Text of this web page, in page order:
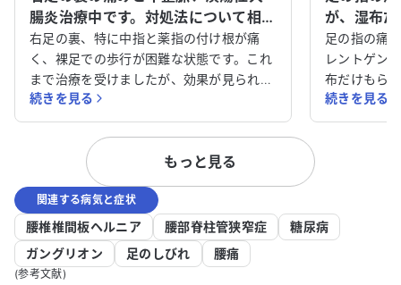
腸炎治療中です。対処法について相談
させてください。
右足の裏、特に中指と薬指の付け根が痛
く、裸足での歩行が困難な状態です。これ
まで治療を受けましたが、効果が見られ
ず、現在は中敷を使用しています。 アレル
ギー性疾患や不整脈、潰瘍性大腸炎などの
病気で治療を受けており、アレルギー性鼻
炎や慢性副鼻腔炎、食物アレルギーもあり
ドバイスをいただけると助かります。特に
右足の痛みについて、効果的な治療法があ
れば教えてください。
続きを見る
が、湿布
ょうか？
足の指の痛
レントゲン
布だけもら
みは改善し
ません。以
続きを見る
もっと見る
関連する病気と症状
腰椎椎間板ヘルニア 腰部脊柱管狭窄症
糖尿病
ガングリオン
足のしびれ 腰痛
(参考文献)